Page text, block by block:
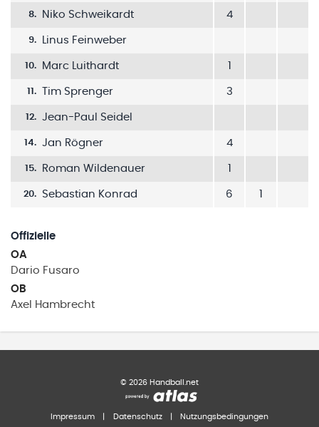
8. Niko Schweikardt 4
9. Linus Feinweber
10. Marc Luithardt
11. Tim Sprenger 3
12. Jean-Paul Seidel
14. Jan Rögner 4
15. Roman Wildenauer
20. Sebastian Konrad 6
Offizielle
OA
Dario Fusaro
OB
Axel
Hambrecht
© 2026 Handball.net
Impressum Datenschutz Nutzungsbedingungen